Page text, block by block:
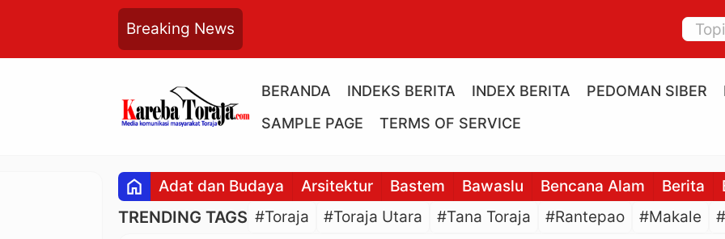
Breaking News
BERANDA INDEKS BERITA INDEX BERITA PEDOMAN SIBER
SAMPLE PAGE
TERMS OF SERVICE
home Adat dan Budaya Arsitektur Bastem Bawaslu Bencana Alam Berita
TRENDING TAGS #Toraja #Toraja Utara #Tana Toraja #Rantepao #Makale